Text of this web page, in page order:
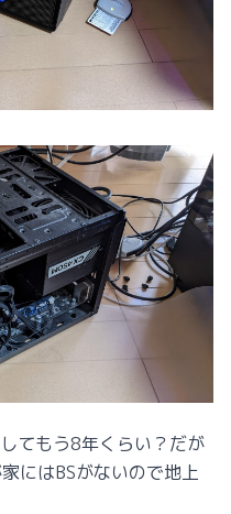
てもう8年くらい？だが
にはBSがないので地上